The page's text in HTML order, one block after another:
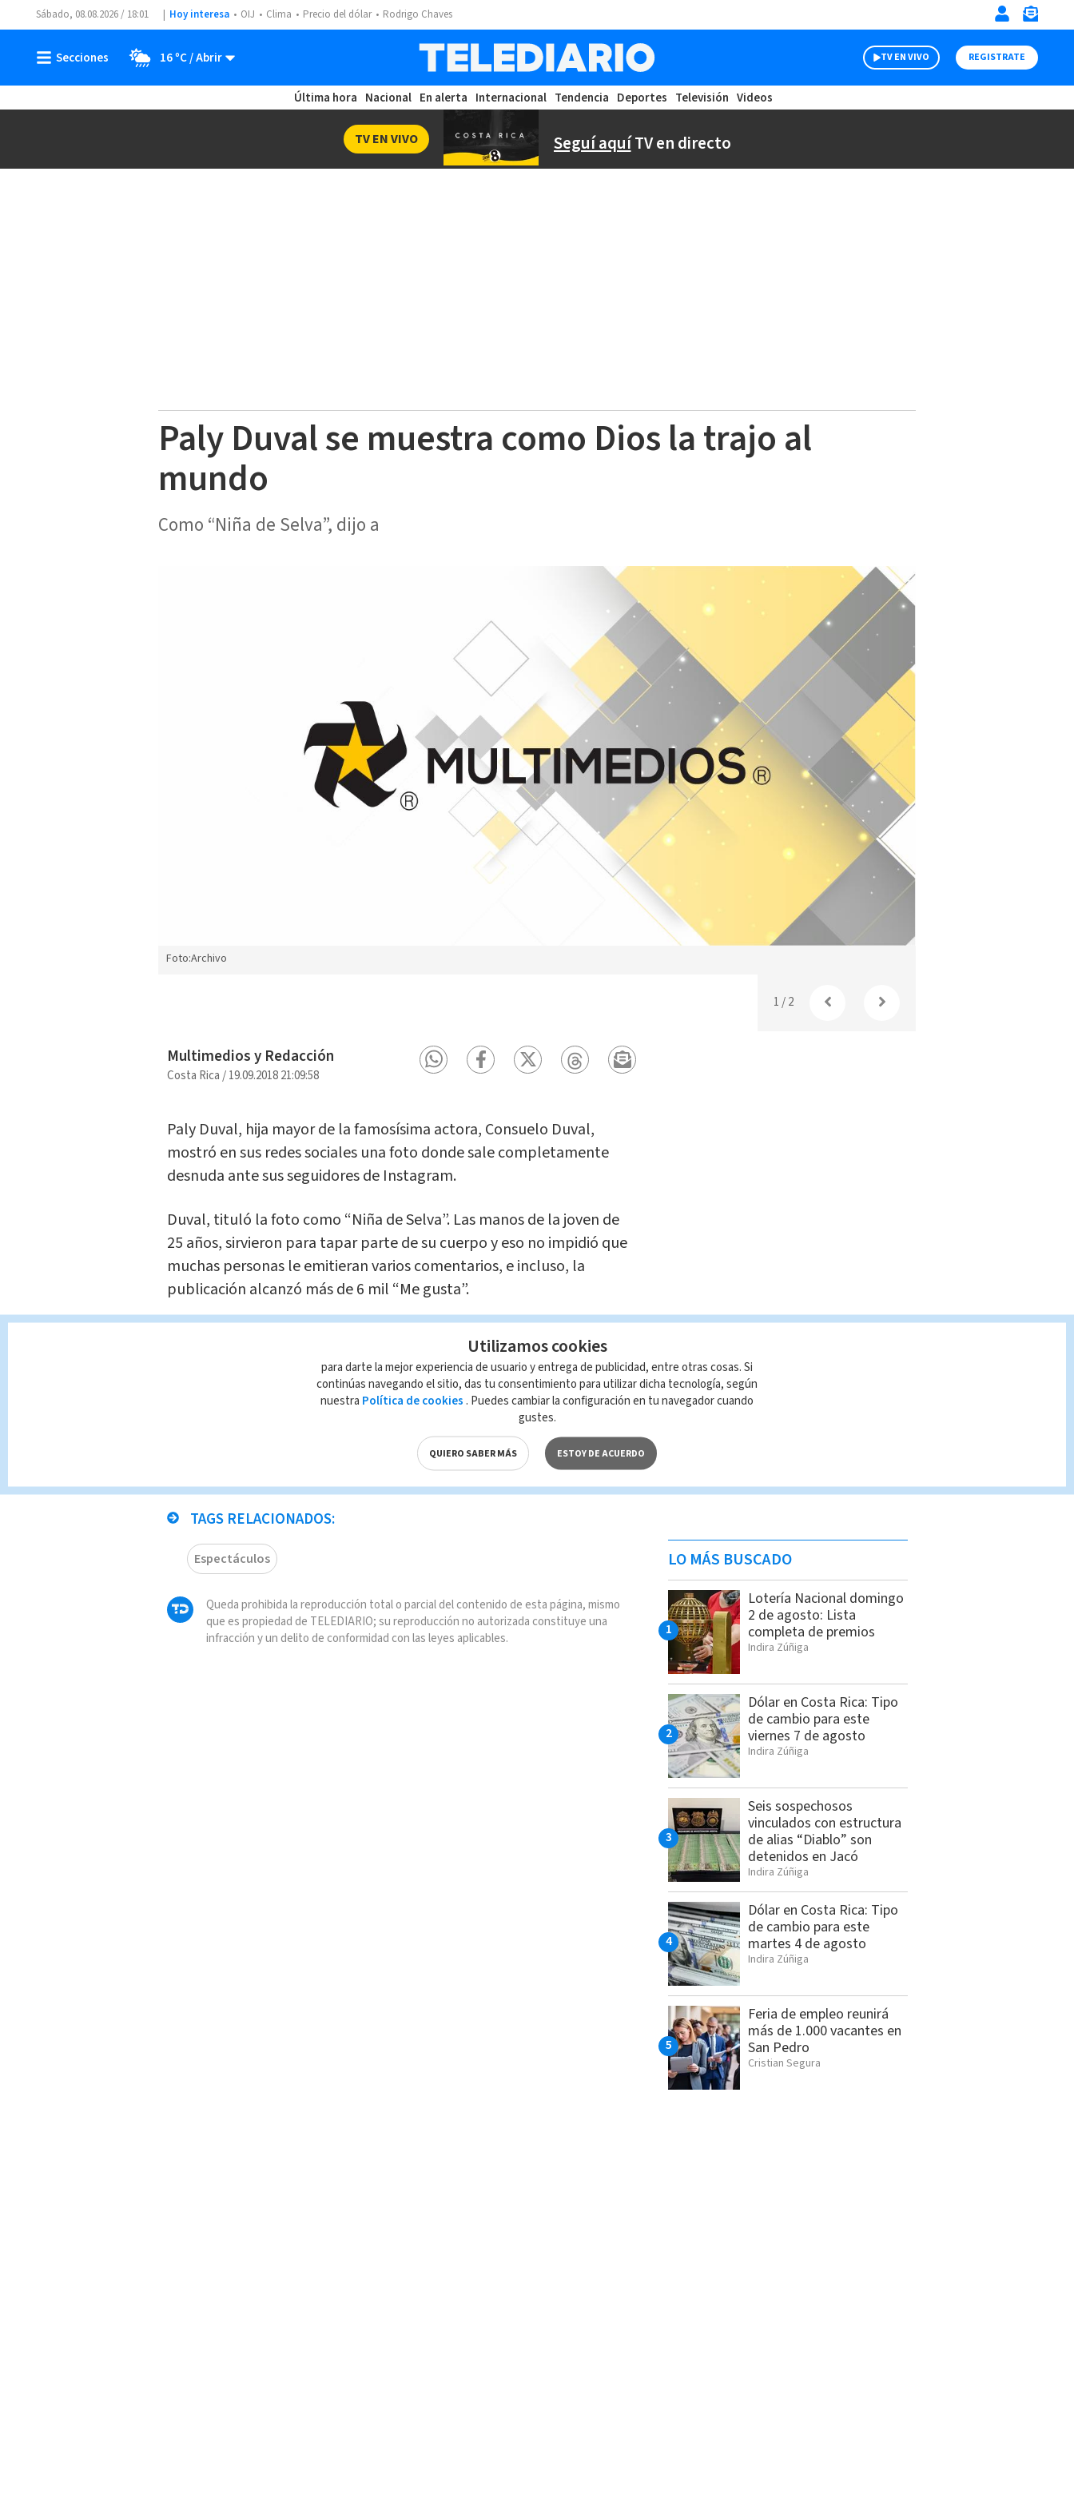
Sábado, 08.08.2026 / 18:01 Hoy interesa OIJ Clima Precio del dólar Rodrigo Chaves
16 ºC TV EN VIVO REGISTRATE
Última hora Nacional En alerta Internacional Tendencia Deportes Televisión Videos
Seguí aquíTV en directo
TV EN VIVO
Paly Duval se muestra como Dios la trajo al
mundo
Como “Niña de Selva”, dijo a
Foto:Archivo
1/2
Multimedios y Redacción
Costa Rica /19.09.2018 21:09:58
Paly Duval, hija mayor de la famosísima actora, Consuelo Duval,
mostró en sus redes sociales una foto donde sale completamente
desnuda ante sus seguidores de Instagram.
Duval, tituló la foto como “Niña de Selva”. Las manos de la joven de
25 años, sirvieron para tapar parte de su cuerpo y eso no impidió que
muchas personas le emitieran varios comentarios, e incluso, la
publicación alcanzó más de 6 mil “Me gusta”.
estas publicaciones ya tiene 131 mil seguidores.
Te Recomendamos
(+FOTOS) Fuerte recompensa para saber si
Yanet García se operó
Redacción
TAGS RELACIONADOS:
Espectáculos
Queda prohibida la reproducción total o parcial del contenido de esta página, mismo
que es propiedad de TELEDIARIO; su reproducción no autorizada constituye una
infracción y un delito de conformidad con las leyes aplicables.
LO MÁS BUSCADO
Lotería Nacional domingo
2 de agosto: Lista
completa de premios
Indira Zúñiga
Dólar en Costa Rica: Tipo
de cambio para este
viernes 7 de agosto
Indira Zúñiga
Seis sospechosos
vinculados con estructura
de alias “Diablo” son
detenidos en Jacó
Indira Zúñiga
Dólar en Costa Rica: Tipo
de cambio para este
martes 4 de agosto
Indira Zúñiga
Feria de empleo reunirá
más de 1.000 vacantes en
San Pedro
Cristian Segura
Utilizamos cookies
para darte la mejor experiencia de usuario y entrega de publicidad, entre otras cosas. Si
continúas navegando el sitio, das tu consentimiento para utilizar dicha tecnología, según
nuestra Política de cookies . Puedes cambiar la configuración en tu navegador cuando
gustes.
QUIERO SABER MÁS ESTOY DE ACUERDO